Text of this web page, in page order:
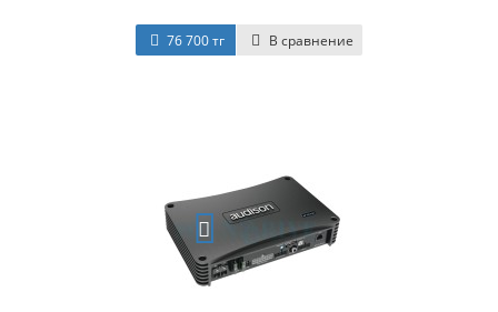
76 700 тг В сравнение